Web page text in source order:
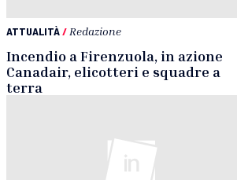
ATTUALITÀ/ Redazione
Incendio a Firenzuola, in azione
Canadair, elicotteri e squadre a
terra